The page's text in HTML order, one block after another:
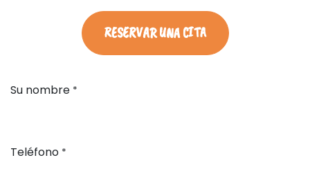
RESERVAR UNA CITA
Su nombre *
Teléfono *